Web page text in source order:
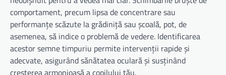
comportament, precum lipsa de concentrare sau
performanțe scăzute la grădiniță sau școală, pot, de
asemenea, să indice o problemă de vedere. Identificarea
acestor semne timpuriu permite intervenții rapide și
adecvate, asigurând sănătatea oculară și susținând
creșterea armonioasă a copilului tău.